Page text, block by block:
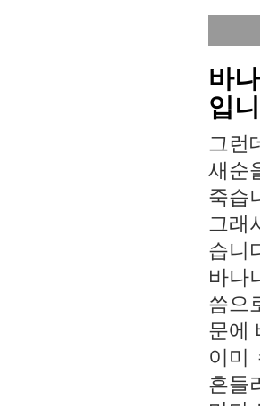
바
입
그런
새순
죽습
그래
습니
바나
씀으
문에
이미
흔들